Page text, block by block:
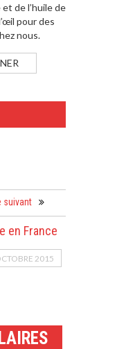
de l’huile de
pour des
nous.
suivant
en France
2015